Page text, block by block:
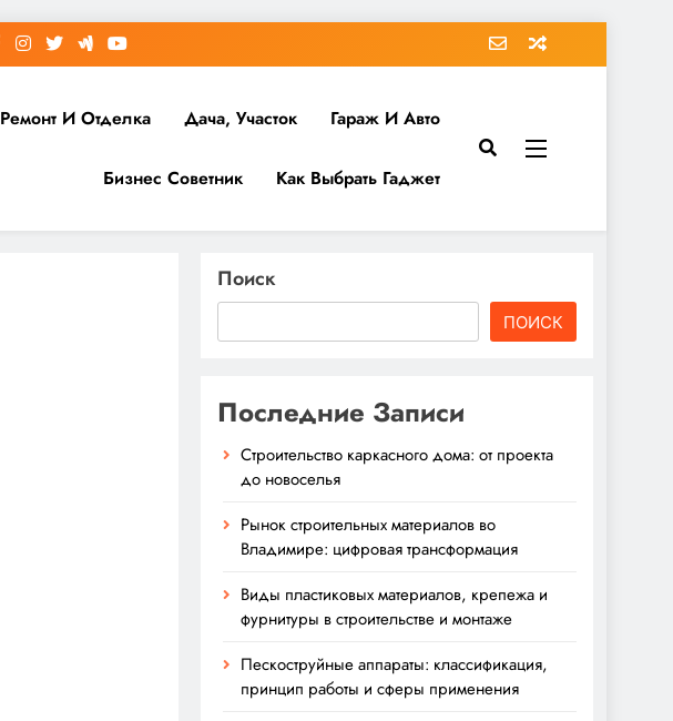
Ремонт И Отделка Дача, Участок Гараж И Авто
Бизнес Советник Как Выбрать Гаджет
Поиск
ПОИСК
Последние Записи
Строительство каркасного дома: от проекта
до новоселья
Рынок строительных материалов во
Владимире: цифровая трансформация
Виды пластиковых материалов, крепежа и
фурнитуры в строительстве и монтаже
Пескоструйные аппараты: классификация,
принцип работы и сферы применения